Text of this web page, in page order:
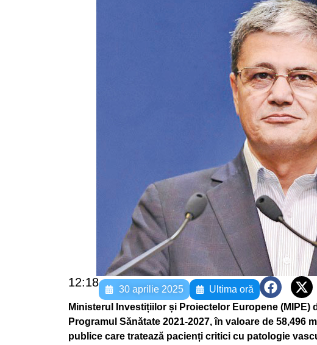
12:18
30 aprilie 2025
Ultima oră
Ministerul Investițiilor și Proiectelor Europene
Programul Sănătate 2021-2027, în valoare de 58,496
publice care tratează pacienți critici cu patologie